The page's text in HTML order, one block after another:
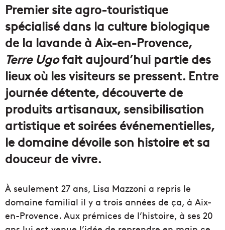
Premier site agro-touristique
spécialisé dans la culture biologique
de la lavande à Aix-en-Provence,
Terre Ugofait aujourd’hui partie des
lieux où les visiteurs se pressent. Entre
journée détente, découverte de
produits artisanaux, sensibilisation
artistique et soirées événementielles,
le domaine dévoile son histoire et sa
douceur de vivre.
À seulement 27 ans, Lisa Mazzoni a repris le
domaine familial il y a trois années de ça, à Aix-
en-Provence. Aux prémices de l’histoire, à ses 20